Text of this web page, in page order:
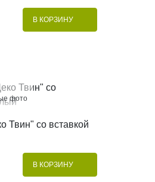
В КОРЗИНУ
фото
В 1 КЛИК
Твин" со вставкой
В КОРЗИНУ